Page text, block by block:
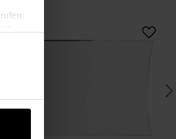
gold/silber B6